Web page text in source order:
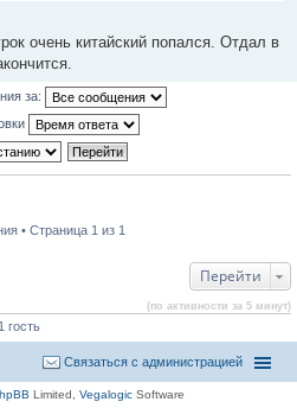
очень китайский попался. Отдал в
за:
• Страница 1 из 1
Перейти
(по активности за 5 минут)
гость
Связаться с администрацией
Limited, Vegalogic Software